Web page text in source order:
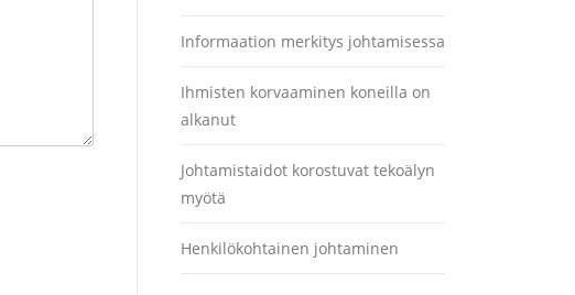
Informaation merkitys johtamisessa
Ihmisten korvaaminen koneilla on
alkanut
Johtamistaidot korostuvat tekoälyn
myötä
Henkilökohtainen johtaminen